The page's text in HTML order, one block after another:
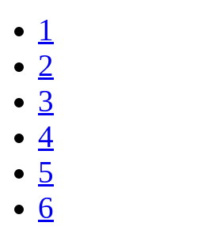
1
2
3
4
5
6